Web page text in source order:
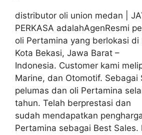
distributor oli union medan |
PERKASA adalahAgenResmi
oli Pertamina yang berlokasi di
Kota Bekasi, Jawa Barat –
Indonesia. Customer kami
Marine, dan Otomotif. Sebagai
pelumas dan oli Pertamina
tahun. Telah berprestasi dan
sudah mendapatkan
Pertamina sebagai Best Sales.